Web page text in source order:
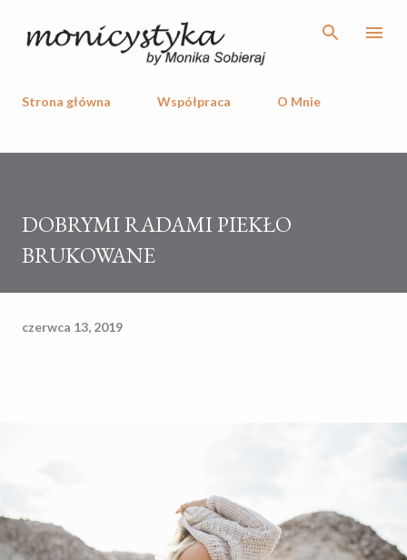
Przejdź do głównej zawartości
Strona główna Współpraca O Mnie
DOBRYMI RADAMI PIEKŁO
BRUKOWANE
czerwca 13, 2019